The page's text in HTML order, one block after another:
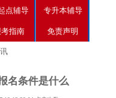
点辅导 专升本辅导
指南 免责声明
名条件是什么